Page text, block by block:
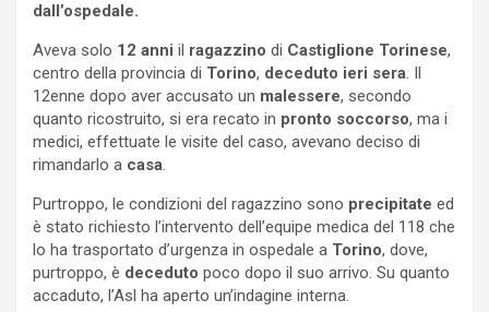
dall’ospedale.
Aveva solo 12 anni il ragazzino di Castiglione Torinese,
centro della provincia di Torino, deceduto ieri sera. Il
12enne dopo aver accusato un malessere, secondo
quanto ricostruito, si era recato in pronto soccorso, ma i
medici, effettuate le visite del caso, avevano deciso di
rimandarlo a casa.
Purtroppo, le condizioni del ragazzino sono precipitate ed
è stato richiesto l’intervento dell’equipe medica del 118 che
lo ha trasportato d’urgenza in ospedale a Torino, dove,
purtroppo, è deceduto poco dopo il suo arrivo. Su quanto
accaduto, l’Asl ha aperto un’indagine interna.